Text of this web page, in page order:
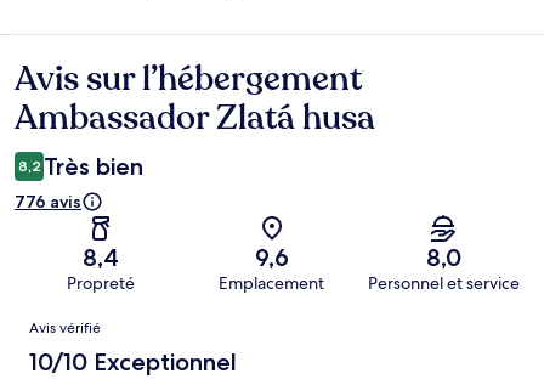
Avis
Avis sur l’hébergement
Ambassador Zlatá husa
8,2 Très bien
776 avis
8,4
Propreté
9,6
Emplacement
8,0
Personnel et service
Avis
Avis vérifié
10/10 Exceptionnel